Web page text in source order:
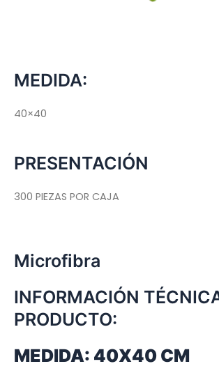
MEDIDA:
40×40
PRESENTACIÓN
300 PIEZAS POR CAJA
Microfibra
INFORMACIÓN
PRODUCTO:
MEDIDA: 40X40 CM